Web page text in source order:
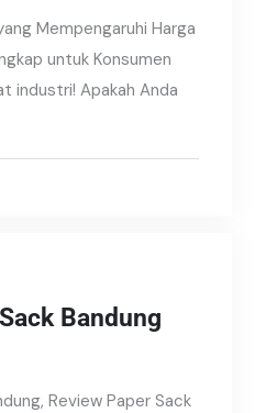
Mempengaruhi Harga
untuk Konsumen
industri! Apakah Anda
Bandung
Review Paper Sack